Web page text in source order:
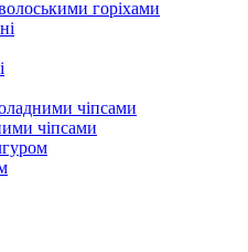
горіхами
чіпсами